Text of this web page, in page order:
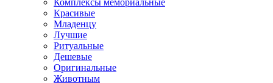
Комплексы мемориальные
Красивые
Младенцу
Лучшие
Ритуальные
Дешевые
Оригинальные
Животным